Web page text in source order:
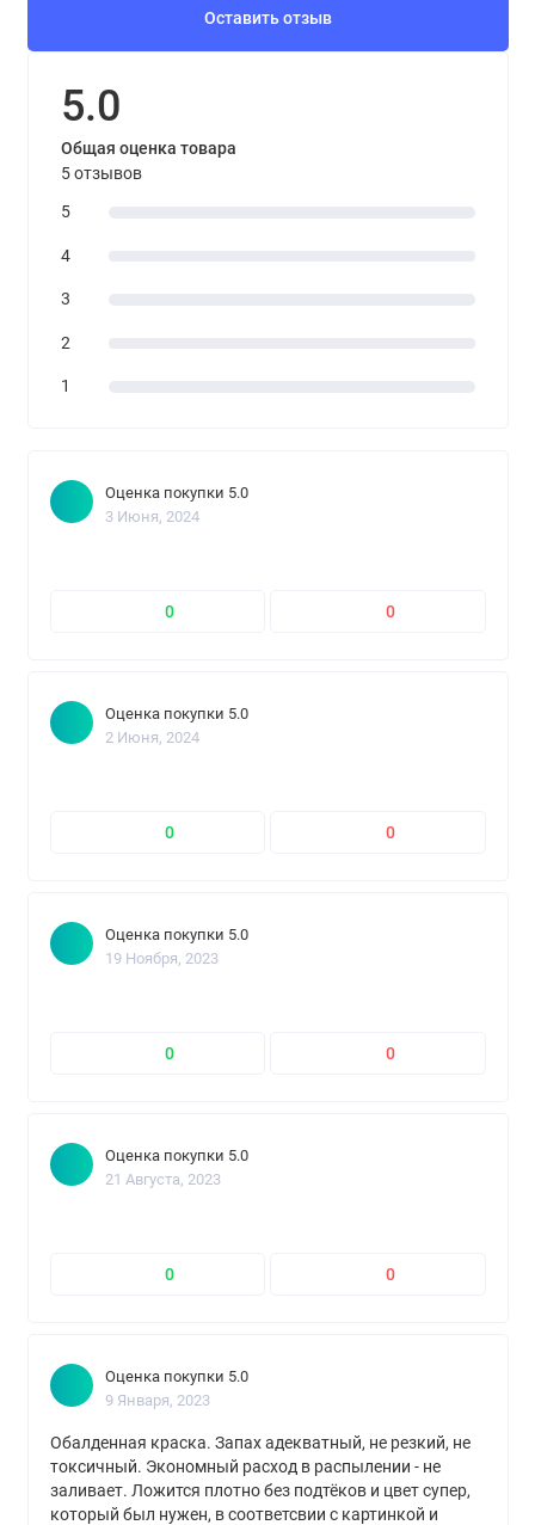
Оставить отзыв
5.0
Общая оценка товара
5 отзывов
5
4
3
2
1
Оценка покупки 5.0
3 Июня, 2024
0 0
Оценка покупки 5.0
2 Июня, 2024
0 0
Оценка покупки 5.0
19 Ноября, 2023
0 0
Оценка покупки 5.0
21 Августа, 2023
0 0
Оценка покупки 5.0
9 Января, 2023
Обалденная краска. Запах адекватный, не резкий, не
токсичный. Экономный расход в распылении - не
заливает. Ложится плотно без подтёков и цвет супер,
который был нужен, в соответсвии с картинкой и